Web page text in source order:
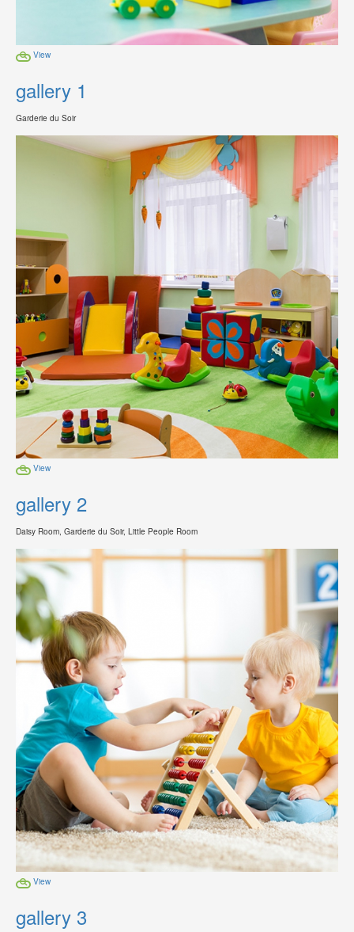
View
gallery 1
Garderie du Soir
View
gallery 2
Daisy Room, Garderie du Soir, Little People Room
View
gallery 3